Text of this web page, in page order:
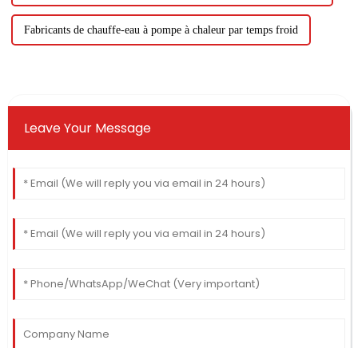
Fabricants de chauffe-eau à pompe à chaleur par temps froid
Leave Your Message